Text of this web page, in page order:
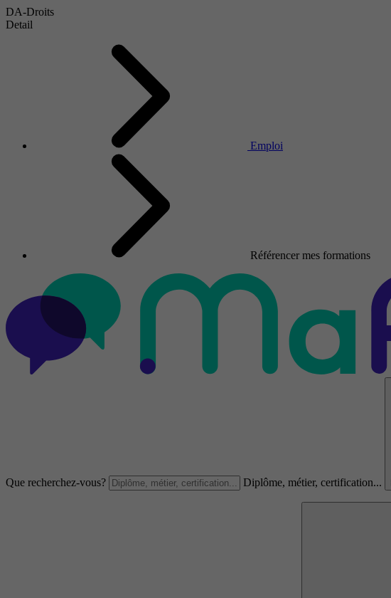
DA-Droits
Detail
Emploi
Référencer mes formations
Que recherchez-vous? Diplôme, métier, certification...